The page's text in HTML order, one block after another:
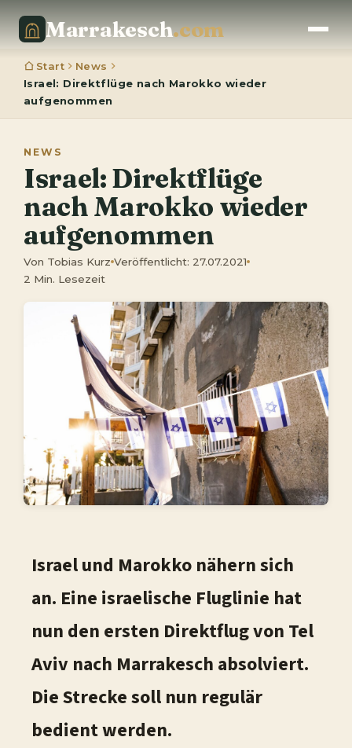
Marrakesch.com
Start
News
Israel: Direktflüge nach Marokko wieder
aufgenommen
NEWS
Israel: Direktflüge
nach Marokko wieder
aufgenommen
Von Tobias Kurz Veröffentlicht: 27.07.2021
2 Min. Lesezeit
Israel und Marokko nähern sich
an. Eine israelische Fluglinie hat
nun den ersten Direktflug von Tel
Aviv nach Marrakesch absolviert.
Die Strecke soll nun regulär
bedient werden.